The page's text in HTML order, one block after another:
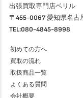
出張買取専門店ベリル
〒455-0067 愛知県名古
TEL:080-4845-8998
初めての方へ
買取の流れ
取扱商品一覧
よくある質問
会社概要